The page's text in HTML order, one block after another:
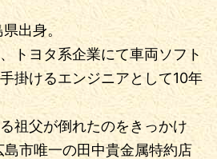
出身。
トヨタ系企業にて車両ソフト
掛けるエンジニアとして10年
祖父が倒れたのをきっかけ
市唯一の田中貴金属特約店